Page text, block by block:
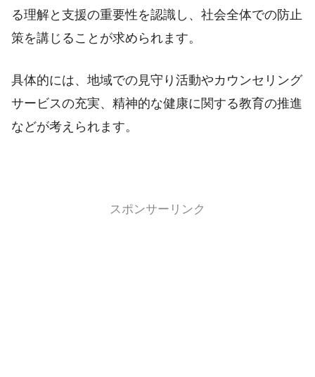
る理解と支援の重要性を認識し、社会全体での防止
策を講じることが求められます。
具体的には、地域での見守り活動やカウンセリング
サービスの充実、精神的な健康に関する教育の推進
などが考えられます。
スポンサーリンク